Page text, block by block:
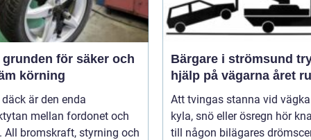
körning
är den enda
mellan fordonet och
All bromskraft, styrning och
Bärgare i strömsund trygg
hjälp på vägarna året
Att tvingas stanna vid
kyla, snö eller ösregn hör
till någon bilägares